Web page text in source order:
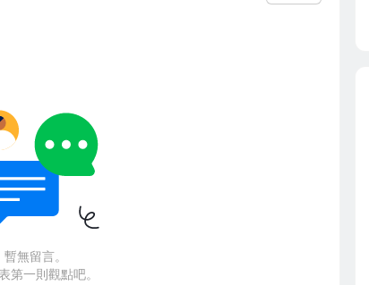
暫無留言。
第一則觀點吧。